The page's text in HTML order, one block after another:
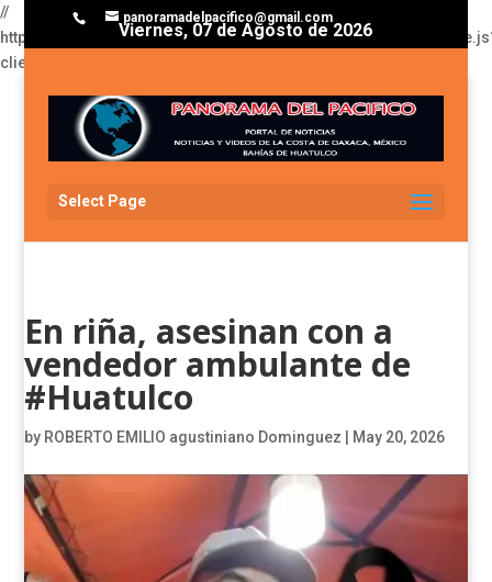
//
https://pagead2.googlesyndication.com/pagead/js/
client=ca-pub-3929368393811174
panoramadelpacifico@gmail.com
Viernes, 07 de Agosto de 2026
Select Page
En riña, asesinan con a
vendedor ambulante de
#Huatulco
by ROBERTO EMILIO agustiniano Dominguez May 20, 2026